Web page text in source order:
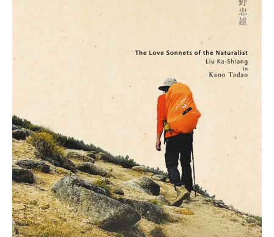
由潛水者觀點大膽拍攝 讓觀眾身歷其境本片透過沉船來詮
釋台灣的海洋生態，這些被時間遺忘的「鋼鐵巨人」是海
洋生物的庇護所，孕育出多采多姿的海底世界，更是海洋
生態的指標。生態良好的海洋，沉船裡會有滿滿的魚群與
各式各樣的軟硬珊瑚；反之，空蕩蕩的沉船，代表海洋資
源的枯竭。「這不只是一部紀錄片，更是